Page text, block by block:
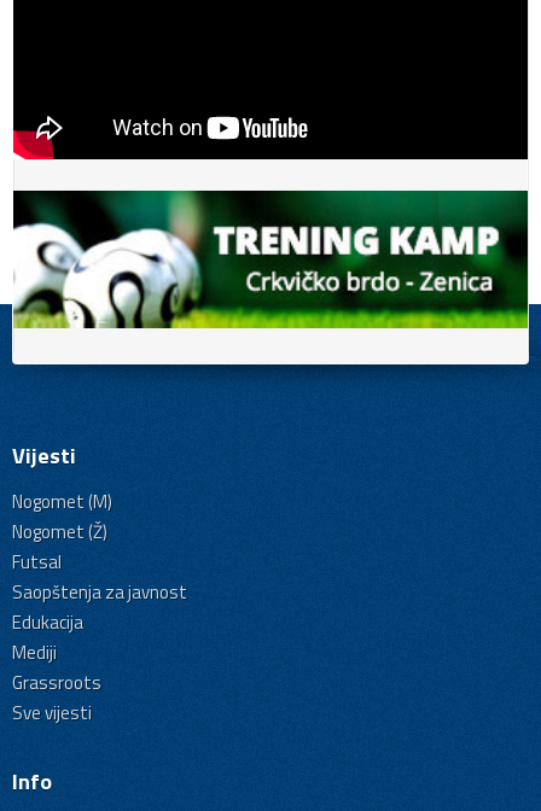
Vijesti
Nogomet (M)
Nogomet (Ž)
Futsal
Saopštenja za javnost
Edukacija
Mediji
Grassroots
Sve vijesti
Info